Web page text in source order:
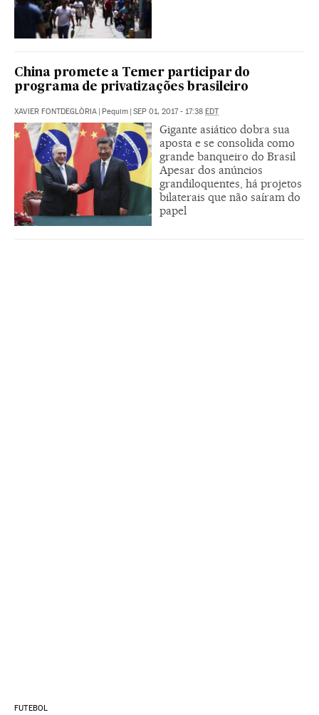
China promete a Temer participar do
programa de privatizações brasileiro
XAVIER FONTDEGLÒRIA | Pequim | SEP 01, 2017 - 17:38 EDT
Gigante asiático dobra sua
aposta e se consolida como
grande banqueiro do Brasil
Apesar dos anúncios
grandiloquentes, há projetos
bilaterais que não saíram do
papel
FUTEBOL